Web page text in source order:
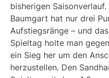
bisherigen
Baumgart hat nur drei
Aufstiegsränge – und
Spieltag holte man
ein Sieg her um den
herzustellen. Den